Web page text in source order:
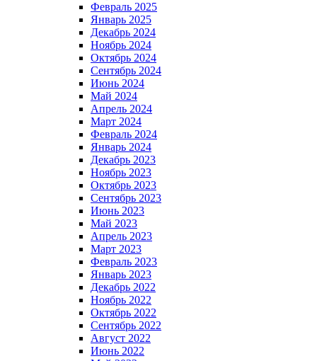
Февраль 2025
Январь 2025
Декабрь 2024
Ноябрь 2024
Октябрь 2024
Сентябрь 2024
Июнь 2024
Май 2024
Апрель 2024
Март 2024
Февраль 2024
Январь 2024
Декабрь 2023
Ноябрь 2023
Октябрь 2023
Сентябрь 2023
Июнь 2023
Май 2023
Апрель 2023
Март 2023
Февраль 2023
Январь 2023
Декабрь 2022
Ноябрь 2022
Октябрь 2022
Сентябрь 2022
Август 2022
Июнь 2022